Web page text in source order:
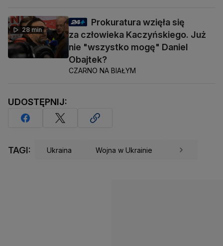
28 min
Prokuratura wzięła się
za człowieka Kaczyńskiego. Już
nie "wszystko mogę" Daniel
Obajtek?
CZARNO NA BIAŁYM
UDOSTĘPNIJ:
TAGI: Ukraina Wojna w Ukrainie